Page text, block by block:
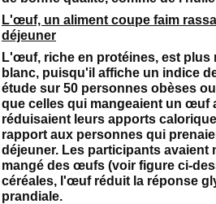
L'œuf, un aliment coupe faim
déjeuner
L'œuf, riche en protéines, est plus
blanc, puisqu'il affiche un indice
étude sur 50 personnes obèses
que celles qui mangeaient un œuf
réduisaient leurs apports
rapport aux personnes qui
déjeuner. Les participants avaient
mangé des œufs (voir figure ci-
céréales, l'œuf réduit la réponse
prandiale.